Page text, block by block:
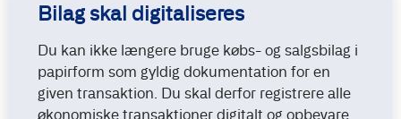
Bilag skal digitaliseres
Du kan ikke længere bruge købs- og salgsbilag i
papirform som gyldig dokumentation for en
given transaktion. Du skal derfor registrere alle
økonomiske transaktioner digitalt og opbevare